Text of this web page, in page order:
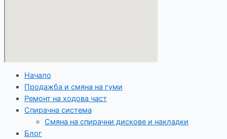
Начало
Продажба и смяна на гуми
Ремонт на ходова част
Спирачна система
Смяна на спирачни дискове и накладки
Блог